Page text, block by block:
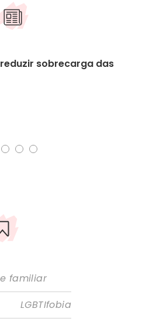
sobrecarga das
familiar
LGBTIfobia